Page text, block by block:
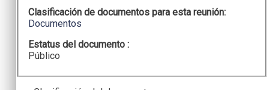
Clasificación de documentos para esta reunión:
Documentos
Estatus del documento :
Público